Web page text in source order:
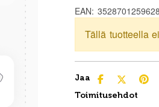
EAN: 3528701259628
Tällä tuotteella
Jaa
Toimitusehdot